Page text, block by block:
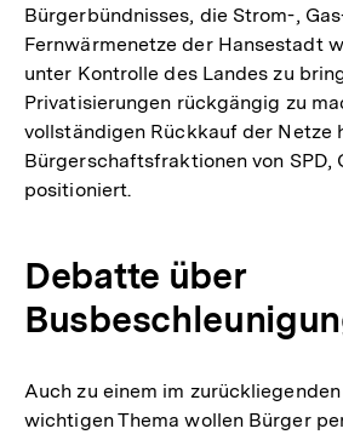
Bürgerbündnisses, die Strom-,
Fernwärmenetze der Hansestadt
unter Kontrolle des Landes zu
Privatisierungen rückgängig zu
vollständigen Rückkauf der Netze
Bürgerschaftsfraktionen von SPD,
positioniert.
Debatte über
Auch zu einem im
wichtigen Thema wollen Bürger